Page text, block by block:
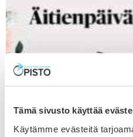
Tämä sivusto käyttää
Käytämme evästeitä